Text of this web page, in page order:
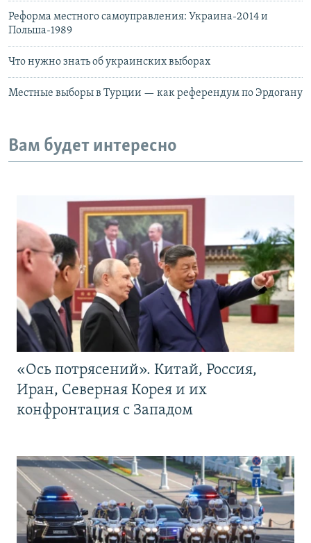
Реформа местного самоуправления: Украина-2014 и
Польша-1989
Что нужно знать об украинских выборах
Местные выборы в Турции — как референдум по Эрдогану
Вам будет интересно
«Ось потрясений». Китай, Россия,
Иран, Северная Корея и их
конфронтация с Западом